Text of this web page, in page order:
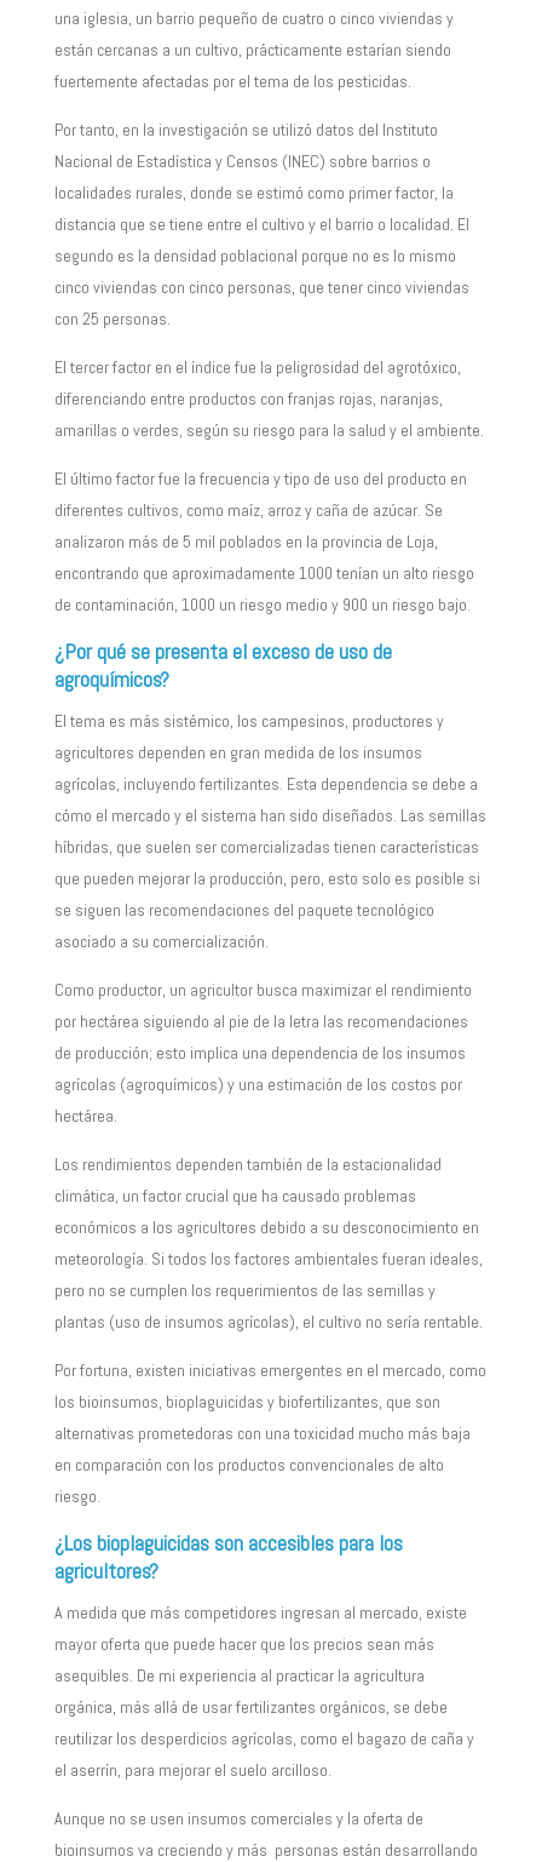
una iglesia, un barrio pequeño de cuatro o cinco viviendas y
están cercanas a un cultivo, prácticamente estarían siendo
fuertemente afectadas por el tema de los pesticidas.
Por tanto, en la investigación se utilizó datos del Instituto
Nacional de Estadística y Censos (INEC) sobre barrios o
localidades rurales, donde se estimó como primer factor, la
distancia que se tiene entre el cultivo y el barrio o localidad. El
segundo es la densidad poblacional porque no es lo mismo
cinco viviendas con cinco personas, que tener cinco viviendas
con 25 personas.
El tercer factor en el índice fue la peligrosidad del agrotóxico,
diferenciando entre productos con franjas rojas, naranjas,
amarillas o verdes, según su riesgo para la salud y el ambiente.
El último factor fue la frecuencia y tipo de uso del producto en
diferentes cultivos, como maíz, arroz y caña de azúcar. Se
analizaron más de 5 mil poblados en la provincia de Loja,
encontrando que aproximadamente 1000 tenían un alto riesgo
de contaminación, 1000 un riesgo medio y 900 un riesgo bajo.
¿Por qué se presenta el exceso de uso de
agroquímicos?
El tema es más sistémico, los campesinos, productores y
agricultores dependen en gran medida de los insumos
agrícolas, incluyendo fertilizantes. Esta dependencia se debe a
cómo el mercado y el sistema han sido diseñados. Las semillas
híbridas, que suelen ser comercializadas tienen características
que pueden mejorar la producción, pero, esto solo es posible si
se siguen las recomendaciones del paquete tecnológico
asociado a su comercialización.
Como productor, un agricultor busca maximizar el rendimiento
por hectárea siguiendo al pie de la letra las recomendaciones
de producción; esto implica una dependencia de los insumos
agrícolas (agroquímicos) y una estimación de los costos por
hectárea.
Los rendimientos dependen también de la estacionalidad
climática, un factor crucial que ha causado problemas
económicos a los agricultores debido a su desconocimiento en
meteorología. Si todos los factores ambientales fueran ideales,
pero no se cumplen los requerimientos de las semillas y
plantas (uso de insumos agrícolas), el cultivo no sería rentable.
Por fortuna, existen iniciativas emergentes en el mercado, como
los bioinsumos, bioplaguicidas y biofertilizantes, que son
alternativas prometedoras con una toxicidad mucho más baja
en comparación con los productos convencionales de alto
riesgo.
¿Los bioplaguicidas son accesibles para los
agricultores?
A medida que más competidores ingresan al mercado, existe
mayor oferta que puede hacer que los precios sean más
asequibles. De mi experiencia al practicar la agricultura
orgánica, más allá de usar fertilizantes orgánicos, se debe
reutilizar los desperdicios agrícolas, como el bagazo de caña y
el aserrín, para mejorar el suelo arcilloso.
Aunque no se usen insumos comerciales y la oferta de
bioinsumos va creciendo y más personas están desarrollando